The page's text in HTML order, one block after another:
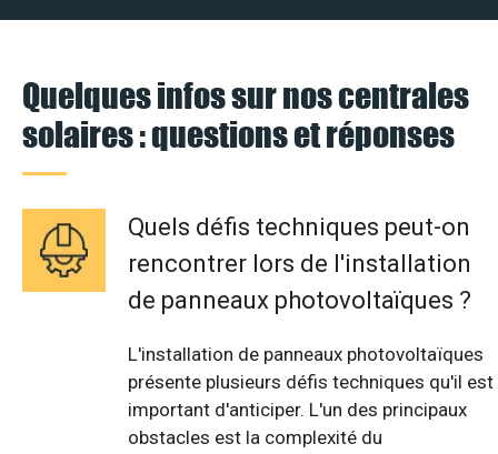
Quelques infos sur nos centrales
solaires : questions et réponses
Quels défis techniques peut-on
rencontrer lors de l'installation
de panneaux photovoltaïques ?
L'installation de panneaux photovoltaïques
présente plusieurs défis techniques qu'il est
important d'anticiper. L'un des principaux
obstacles est la complexité du